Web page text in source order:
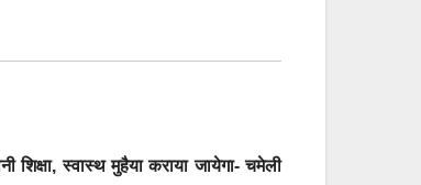
शिक्षा, स्वास्थ मुहैया कराया जायेगा- चमेली